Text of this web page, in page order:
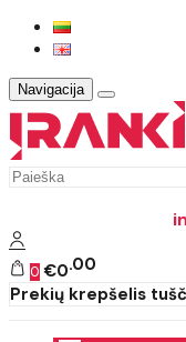
Navigacija
0 €0 00
Prekių krepšelis